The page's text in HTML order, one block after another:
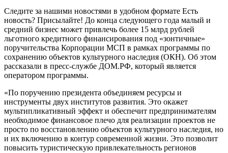
Следите за нашими новостями в удобном формате Есть
новость? Присылайте! До конца следующего года малый и
средний бизнес может привлечь более 15 млрд рублей
льготного кредитного финансирования под «зонтичные»
поручительства Корпорации МСП в рамках программы по
сохранению объектов культурного наследия (ОКН). Об этом
рассказали в пресс-службе ДОМ.РФ, который является
оператором программы.
«По поручению президента объединяем ресурсы и
инструменты двух институтов развития. Это окажет
мультипликативный эффект и обеспечит предпринимателям
необходимое финансовое плечо для реализации проектов не
просто по восстановлению объектов культурного наследия, но
и их включению в контур современной жизни. Это позволит
повысить туристическую привлекательность регионов